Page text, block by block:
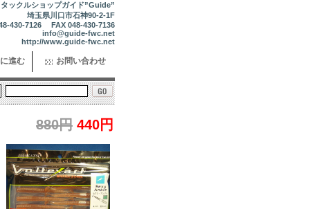
タックルショップガイド”Guide”
埼玉県川口市石神90-2-1F
430-7126 FAX 048-430-7136
info@guide-fwc.net
http://www.guide-fwc.net
進む お問い合わせ
880円 440円